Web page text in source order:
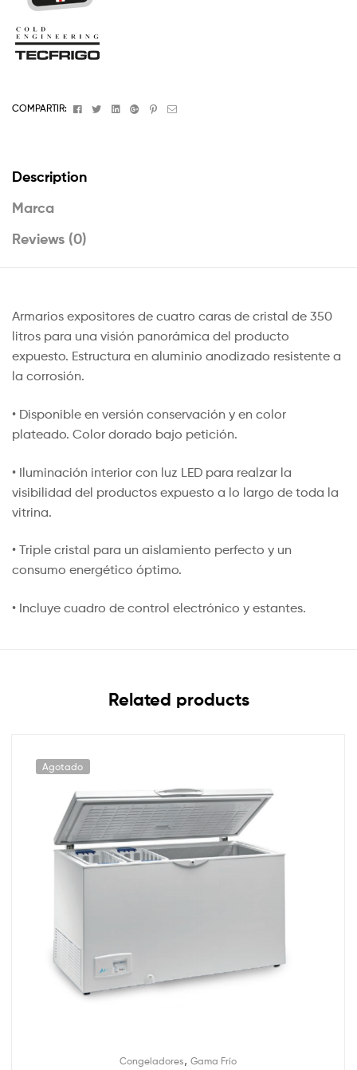
COMPARTIR: FacebookTwitterLinkedinGoogle+Pinterest
Email
Description
Marca
Reviews (0)
Armarios expositores de cuatro caras de cristal de 350
litros para una visión panorámica del producto
expuesto. Estructura en aluminio anodizado resistente a
la corrosión.
• Disponible en versión conservación y en color
plateado. Color dorado bajo petición.
• Iluminación interior con luz LED para realzar la
visibilidad del productos expuesto a lo largo de toda la
vitrina.
• Triple cristal para un aislamiento perfecto y un
consumo energético óptimo.
• Incluye cuadro de control electrónico y estantes.
Related products
Agotado
Congeladores, Gama Frío